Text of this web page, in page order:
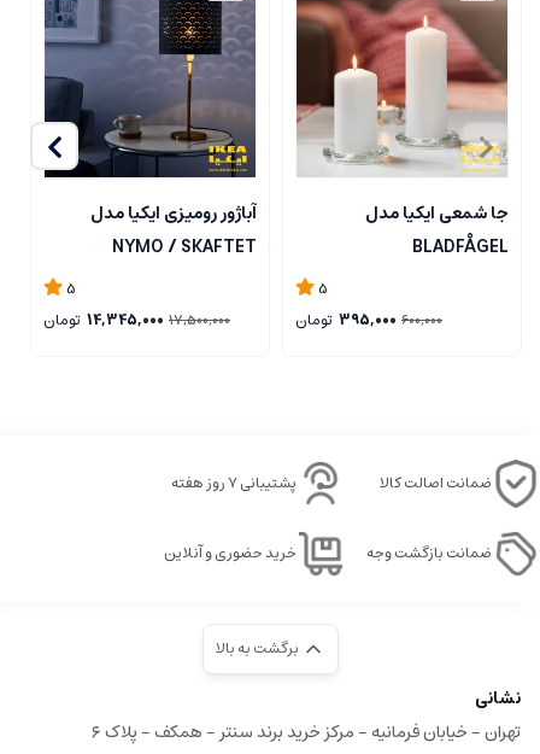
جا شمعی ایکیا مدل
BLADFÅGEL
5
600,000
395,000 تومان
آباژور رومیزی ایکیا مدل
NYMO / SKAFTET
5
17,500,000
14,345,000 تومان
ضمانت اصالت کالا پشتیبانی ۷ روز هفته
ضمانت بازگشت وجه خرید حضوری و آنلاین
برگشت به بالا
نشانی
تهران - خیابان فرمانیه - مرکز خرید برند سنتر - همکف - پلاک ۶